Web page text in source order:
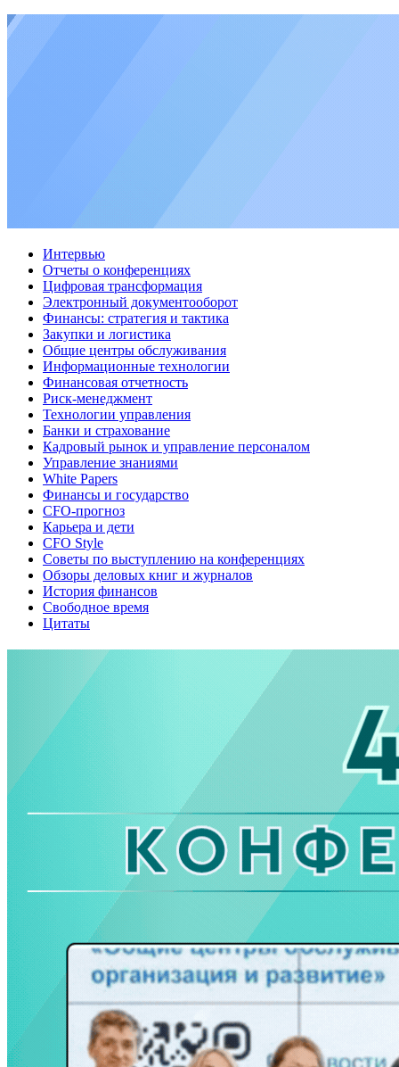
Интервью
Отчеты о конференциях
Цифровая трансформация
Электронный документооборот
Финансы: стратегия и тактика
Закупки и логистика
Общие центры обслуживания
Информационные технологии
Финансовая отчетность
Риск-менеджмент
Технологии управления
Банки и страхование
Кадровый рынок и управление персоналом
Управление знаниями
White Papers
Финансы и государство
CFO-прогноз
Карьера и дети
CFO Style
Советы по выступлению на конференциях
Обзоры деловых книг и журналов
История финансов
Свободное время
Цитаты